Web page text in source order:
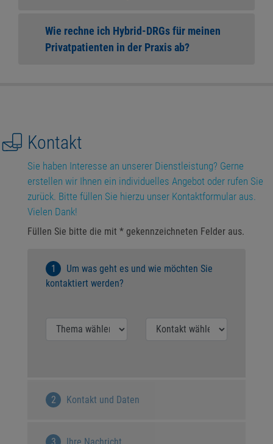
Wie rechne ich Hybrid-DRGs für meinen
Privatpatienten in der Praxis ab?
Kontakt
Sie haben Interesse an unserer Dienstleistung? Gerne
erstellen wir Ihnen ein individuelles Angebot oder rufen Sie
zurück. Bitte füllen Sie hierzu unser Kontaktformular aus.
Vielen Dank!
Füllen Sie bitte die mit * gekennzeichneten Felder aus.
Um was geht es und wie möchten Sie
kontaktiert werden?
Kontakt und Daten